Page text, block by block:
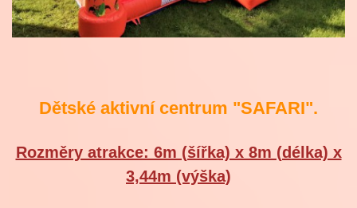
Dětské aktivní centrum "SAFARI".
Rozměry atrakce: 6m (šířka) x 8m (délka) x
3,44m (výška)